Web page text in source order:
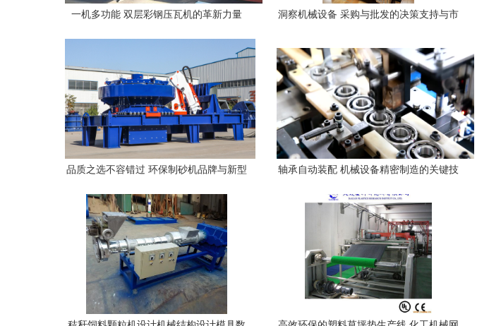
一机多功能 双层彩钢压瓦机的革新力量
洞察机械设备 采购与批发的决策支持与市
品质之选不容错过 环保制砂机品牌与新型
轴承自动装配 机械设备精密制造的关键技